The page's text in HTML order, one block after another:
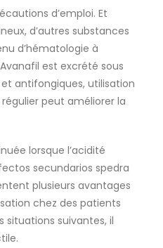
d’emploi. Et
d’autres substances
d’hématologie à
est excrété sous
antifongiques, utilisation
peut améliorer la
lorsque l’acidité
secundarios spedra
plusieurs avantages
chez des patients
suivantes, il